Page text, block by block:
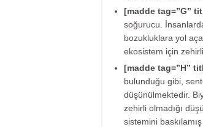
[madde tag=”G”
soğurucu.
bozukluklara yol
ekosistem için
[madde tag=”H”
bulunduğu gibi,
düşünülmektedir.
zehirli olmadığı
sistemini